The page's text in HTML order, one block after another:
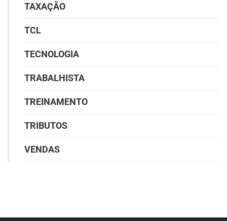
TAXAÇÃO
TCL
TECNOLOGIA
TRABALHISTA
TREINAMENTO
TRIBUTOS
VENDAS